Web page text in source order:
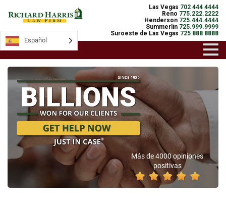
Las Vegas 702 444 4444
Reno 775.222.2222
Henderson 725.444.4444
Summerlin 725.999.9999
Suroeste de Las Vegas 725 888 8888
Más de 4000 opiniones
positivas
Español